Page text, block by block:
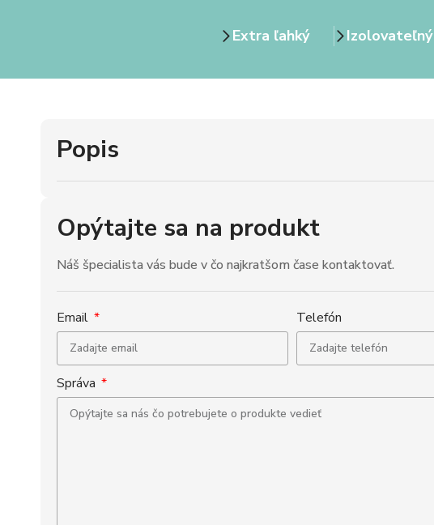
Extra ľahký Izolovateľný
Popis
Opýtajte sa na produkt
Náš špecialista vás bude v čo najkratšom čase kontaktovať.
Email Telefón
Správa